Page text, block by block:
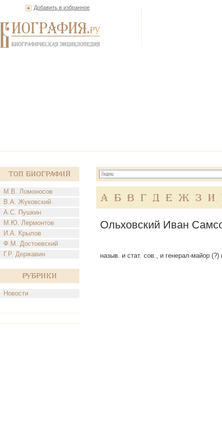
Добавить в избранное
Топ Биографий
М.В. Ломоносов
В.А. Жуковский
А.С. Пушкин
М.Ю. Лермонтов
И.А. Крылов
Ф.М. Достоевский
Г.Р. Державин
Рубрики
Новости
А Б В Г Д Е Ж З И
Ольховский Иван
назыв. и стат. сов., и генерал-майор